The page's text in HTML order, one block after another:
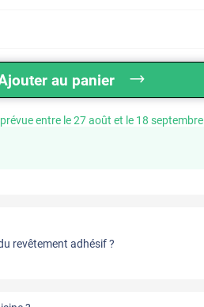
au panier
entre le 27 août et le 18 septembre
revêtement adhésif ?